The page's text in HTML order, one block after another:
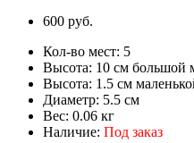
600 руб.
Кол-во мест: 5
Высота: 10 см большой
Высота: 1.5 см
Диаметр: 5.5 см
Вес: 0.06 кг
Наличие: Под заказ